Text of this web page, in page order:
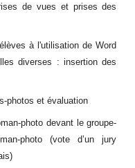
de vues et prises des
à l'utilisation de Word
diverses : insertion des
photos et évaluation
photo devant le groupe-
photo (vote d’un jury